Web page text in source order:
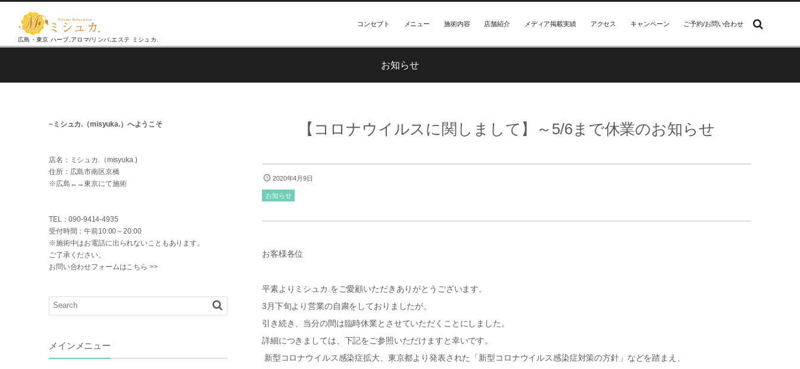
広島・東京 ハーブ,アロマ/リンパ,エステ ミシュカ.
コンセプト メニュー 施術内容 店舗紹介 メディア掲載実績 アクセス キャンペーン ご予約/お問い合わせ
お知らせ
【コロナウイルスに関しまして】～5/6まで休業のお知らせ
2020年4月9日
お知らせ
お客様各位
平素よりミシュカ.をご愛顧いただきありがとうございます。
3月下旬より営業の自粛をしておりましたが、
引き続き、当分の間は臨時休業とさせていただくことにしました。
詳細につきましては、下記をご参照いただけますと幸いです。
新型コロナウイルス感染症拡大、東京都より発表された「 新型コロナウイルス感染症対策の方針」などを踏まえ、
~ミシュカ.（misyuka.）へようこそ
店名：ミシュカ.（misyuka.)
住所：広島市南区京橋
※広島←→東京にて施術
TEL：090-9414-4935
受付時間：午前10:00～20:00
※施術中はお電話に出られないこともあります。
ご了承ください。
お問い合わせフォームはこちら >>
メインメニュー